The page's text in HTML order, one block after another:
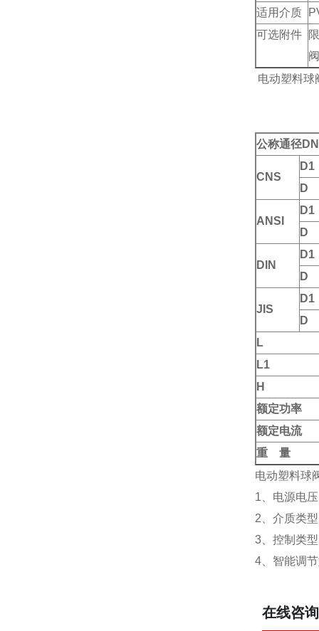
适用介质
可选附件
阀
电动塑料球
公称通径DN
CNS
D1
D
ANSI
D1
D
DIN
D1
D
JIS
D1
D
L
L1
H
额定功率
额定电流
重 量
电动塑料球
1、电源电
2、介质类
3、控制类
4、智能调
在线咨询